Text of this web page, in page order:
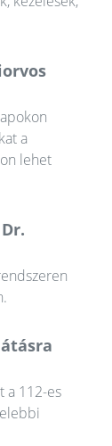
a
lehet
a 112-es